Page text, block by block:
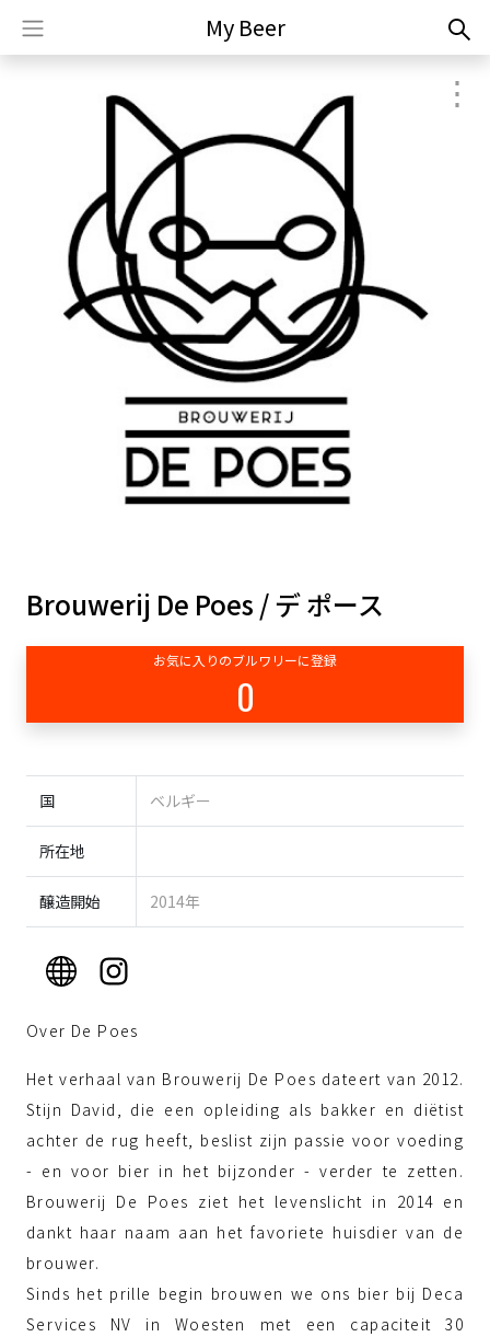
My Beer
⋮
Brouwerij De Poes / デ ポース
お気に入りのブルワリーに登録
0
国 ベルギー
所在地
醸造開始 2014年
Over De Poes
Het verhaal van Brouwerij De Poes dateert van 2012.
Stijn David, die een opleiding als bakker en diëtist
achter de rug heeft, beslist zijn passie voor voeding
- en voor bier in het bijzonder - verder te zetten.
Brouwerij De Poes ziet het levenslicht in 2014 en
dankt haar naam aan het favoriete huisdier van de
brouwer.
Sinds het prille begin brouwen we ons bier bij Deca
Services NV in Woesten met een capaciteit 30